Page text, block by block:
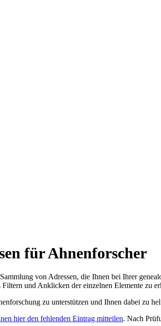
für Ahnenforscher
von Adressen, die Ihnen bei Ihrer
und Anklicken der einzelnen Elemente zu
zu unterstützen und Ihnen dabei zu
hier den fehlenden Eintrag mitteilen. Nach